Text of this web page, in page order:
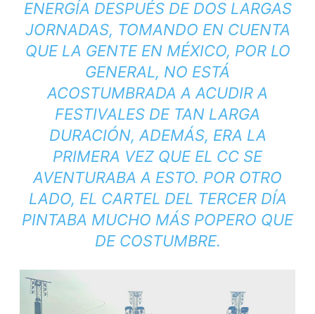
ENERGÍA DESPUÉS DE DOS LARGAS
JORNADAS, TOMANDO EN CUENTA
QUE LA GENTE EN MÉXICO, POR LO
GENERAL, NO ESTÁ
ACOSTUMBRADA A ACUDIR A
FESTIVALES DE TAN LARGA
DURACIÓN, ADEMÁS, ERA LA
PRIMERA VEZ QUE EL CC SE
AVENTURABA A ESTO. POR OTRO
LADO, EL CARTEL DEL TERCER DÍA
PINTABA MUCHO MÁS POPERO QUE
DE COSTUMBRE.